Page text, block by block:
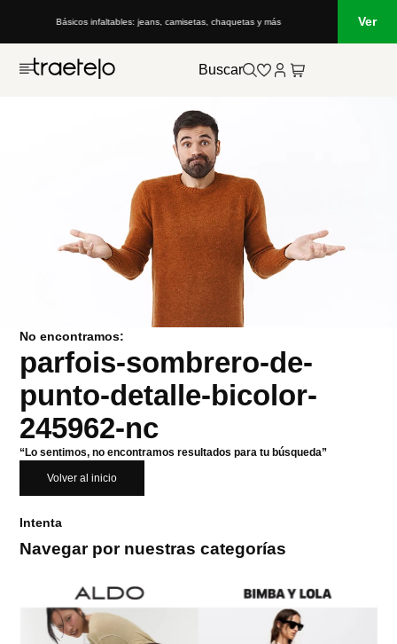
Básicos infaltables: jeans, camisetas, chaquetas y más Ver
Buscar
No encontramos:
parfois-sombrero-de-
punto-detalle-bicolor-
245962-nc
“Lo sentimos, no encontramos resultados para tu búsqueda”
Volver al inicio
Intenta
Navegar por nuestras categorías